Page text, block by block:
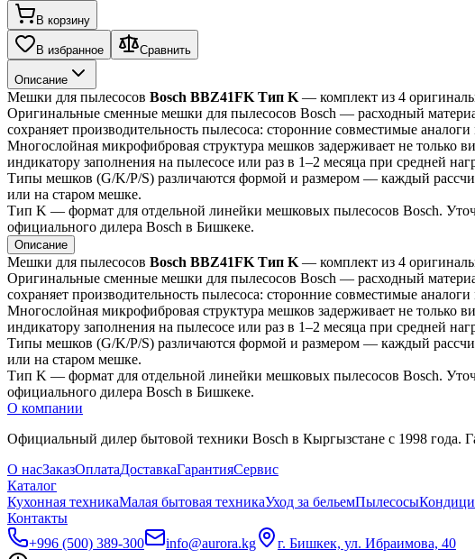
В корзину
В избранное Сравнить
Описание
Мешки для пылесосов Bosch BBZ41FK Тип K — комплект из 4
Оригинальные сменные мешки для пылесосов Bosch — расходный
сохраняет производительность пылесоса: сторонние совместимые
Многослойная микрофибровая структура мешков задерживает не
индикатору заполнения на пылесосе или раз в 1–2 месяца при средней
Типы мешков (G/K/P/S) различаются формой и размером — каждый
или на старом мешке.
Тип K — формат для отдельной линейки мешковых пылесосов Bosch.
официального дилера Bosch в Бишкеке.
Описание
Мешки для пылесосов Bosch BBZ41FK Тип K — комплект из 4
Оригинальные сменные мешки для пылесосов Bosch — расходный
сохраняет производительность пылесоса: сторонние совместимые
Многослойная микрофибровая структура мешков задерживает не
индикатору заполнения на пылесосе или раз в 1–2 месяца при средней
Типы мешков (G/K/P/S) различаются формой и размером — каждый
или на старом мешке.
Тип K — формат для отдельной линейки мешковых пылесосов Bosch.
официального дилера Bosch в Бишкеке.
О компании
Официальный дилер бытовой техники Bosch в Кыргызстане с 1998 года.
О насЗаказОплатаДоставкаГарантияСервис
Каталог
Кухонная техникаМалая бытовая техникаУход за бельемПылесосы
Контакты
+996 (500) 389-300
info@aurora.kg
г. Бишкек, ул. Ибраимова, 40